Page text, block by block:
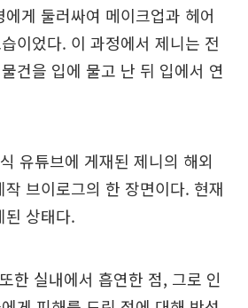
게 둘러싸여 메이크업과 헤어
이었다. 이 과정에서 제니는 전
건을 입에 물고 난 뒤 입에서 연
유튜브에 게재된 제니의 해외
브이로그의 한 장면이다. 현재
된 상태다.
한 실내에서 흡연한 점, 그로 인